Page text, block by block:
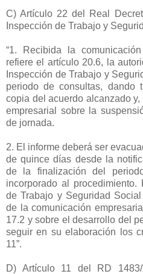
C) Artículo 22 del Real
Inspección de Trabajo y
“1. Recibida la
refiere el artículo 20.6, la
Inspección de Trabajo y
periodo de consultas, dando
copia del acuerdo alcanzado
empresarial sobre la
de jornada.
2. El informe deberá ser
de quince días desde la
de la finalización del
incorporado al
de Trabajo y Seguridad
de la comunicación
17.2 y sobre el desarrollo del
seguir en su elaboración los
11”.
D) Artículo 11 del RD